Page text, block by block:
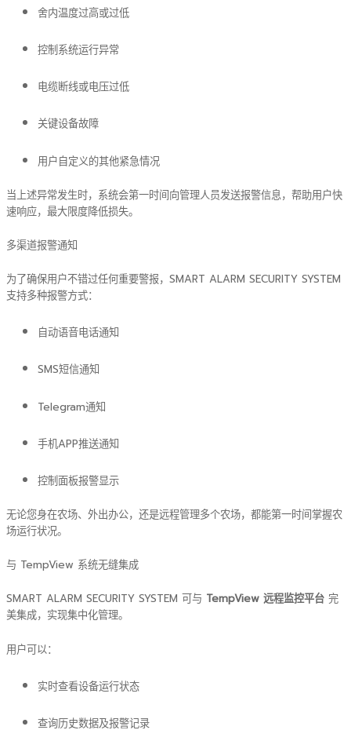
舍内温度过高或过低
控制系统运行异常
电缆断线或电压过低
关键设备故障
用户自定义的其他紧急情况
当上述异常发生时，系统会第一时间向管理人员发送报警信息，帮助用户快
速响应，最大限度降低损失。
多渠道报警通知
为了确保用户不错过任何重要警报，SMART ALARM SECURITY SYSTEM
支持多种报警方式：
自动语音电话通知
SMS短信通知
Telegram通知
手机APP推送通知
控制面板报警显示
无论您身在农场、外出办公，还是远程管理多个农场，都能第一时间掌握农
场运行状况。
与 TempView 系统无缝集成
SMART ALARM SECURITY SYSTEM 可与 TempView 远程监控平台 完
美集成，实现集中化管理。
用户可以：
实时查看设备运行状态
查询历史数据及报警记录